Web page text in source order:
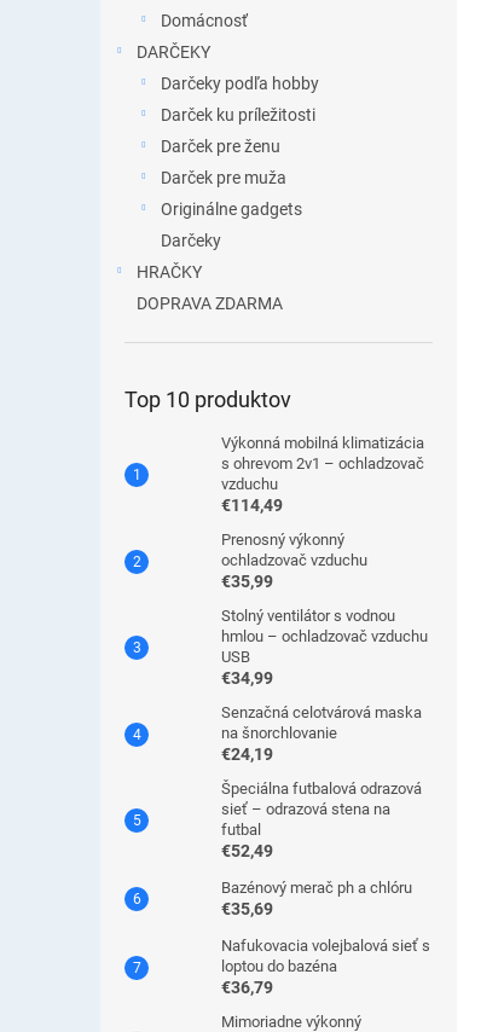
Domácnosť
DARČEKY
Darčeky podľa hobby
Darček ku príležitosti
Darček pre ženu
Darček pre muža
Originálne gadgets
Darčeky
HRAČKY
DOPRAVA ZDARMA
Top 10 produktov
Výkonná mobilná klimatizácia
s ohrevom 2v1 – ochladzovač
vzduchu
€114,49
Prenosný výkonný
ochladzovač vzduchu
€35,99
Stolný ventilátor s vodnou
hmlou – ochladzovač vzduchu
USB
€34,99
Senzačná celotvárová maska
na šnorchlovanie
€24,19
Špeciálna futbalová odrazová
sieť – odrazová stena na
futbal
€52,49
Bazénový merač ph a chlóru
€35,69
Nafukovacia volejbalová sieť s
loptou do bazéna
€36,79
Mimoriadne výkonný